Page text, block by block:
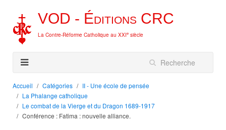
VOD - Éditions CRC
La Contre-Réforme Catholique au XXIe siècle
Accueil Catégories
II - Une école de pensée
La Phalange catholique
Le combat de la Vierge et du Dragon 1689-1917
Conférence : Fatima : nouvelle alliance.